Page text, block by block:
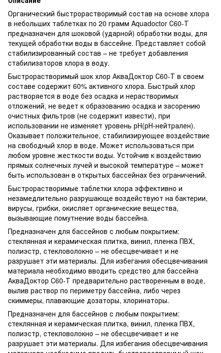
Органический быстрорастворимый состав на основе хлора
в небольших таблетках по 20 грамм Aquadoctor С60-Т
предназначен для шоковой (ударной) обработки воды, для
текущей обработки воды в бассейне. Представляет собой
стабилизированный состав – не требует добавления
стабилизаторов хлора в воду.
Быстрорастворимый шок хлор АкваДоктор С60-Т в своем
составе содержит 60% активного хлора. Быстрый хлор
растворяется в воде без осадка и нерастворимых
отложений, не ведет к образованию осадка и засорению
очистных фильтров (не содержит извести), при
использовании не изменяет уровень рН(рН-нейтрален).
Оказывает положительное, стабилизирующее воздействие
на свободный хлор в воде. Может использоваться при
любом уровне жесткости воды. Устойчив к воздействию
прямых солнечных лучей и высокой температуре – может
быть использован в открытых бассейнах без ограничений.
Быстрорастворимые таблетки хлора эффективно и
незамедлительно разрушающе воздействуют на бактерии,
вирусы, грибки, окисляет органические вещества,
вызывающие помутнение воды бассейна.
Предназначен для бассейнов с любым покрытием:
стеклянная и керамическая плитка, винил, пленка ПВХ,
полиэстр, стекловолокно – не обесцвечивает и не
разрушает эти материалы. Для избегания обесцвечивания
материала необходимо вводить средство для бассейна
АкваДоктор С60-Т предварительно растворенным в воде,
вылив раствор по периметру бассейна, либо через
скиммеры, плавающие дозаторы, хлоринаторы.
Предназначен для бассейнов с любым покрытием:
стеклянная и керамическая плитка, винил, пленка ПВХ,
полиэстр, стекловолокно – не обесцвечивает и не
разрушает эти материалы. Для избегания обесцвечивания